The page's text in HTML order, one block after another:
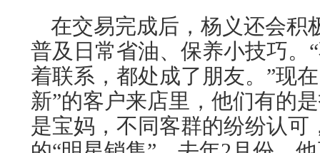
在交易完成后，杨义还会积
普及日常省油、保养小技巧。
着联系，都处成了朋友。”现
新”的客户来店里，他们有的
是宝妈，不同客群的纷纷认可